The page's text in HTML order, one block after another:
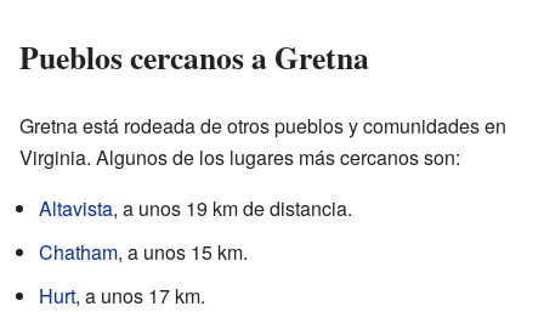
Pueblos cercanos a Gretna
Gretna está rodeada de otros pueblos y comunidades en
Virginia. Algunos de los lugares más cercanos son:
Altavista, a unos 19 km de distancia.
Chatham, a unos 15 km.
Hurt, a unos 17 km.